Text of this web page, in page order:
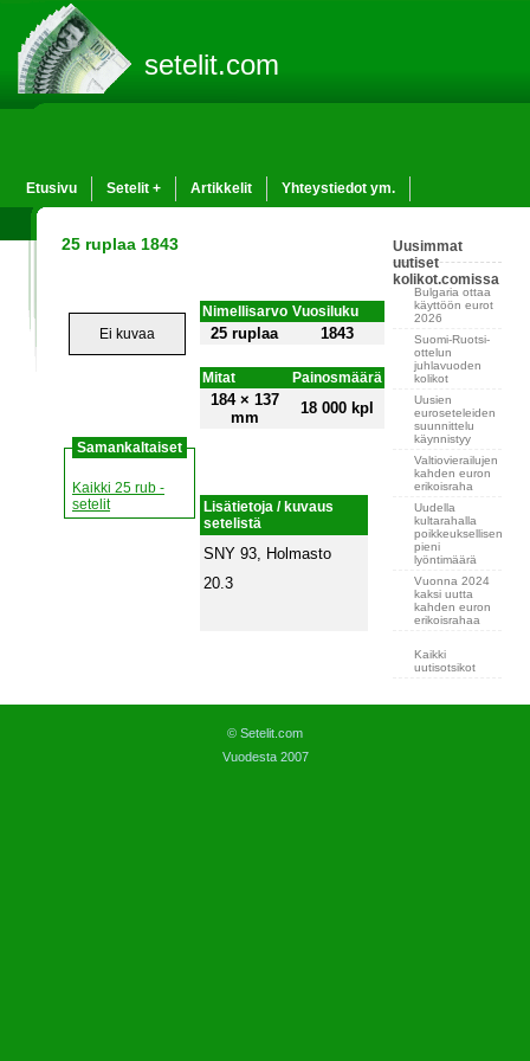
setelit.com
Etusivu Setelit + Artikkelit Yhteystiedot ym.
25 ruplaa 1843
Ei kuvaa
Samankaltaiset
Kaikki 25 rub -
setelit
Nimellisarvo Vuosiluku
25 ruplaa 1843
Mitat Painosmäärä
184 × 137
mm
18 000 kpl
Lisätietoja / kuvaus
setelistä
SNY 93, Holmasto
20.3
Uusimmat
uutiset
kolikot.comissa
Bulgaria ottaa
käyttöön eurot
2026
Suomi-Ruotsi-
ottelun
juhlavuoden
kolikot
Uusien
euroseteleiden
suunnittelu
käynnistyy
Valtiovierailujen
kahden euron
erikoisraha
Uudella
kultarahalla
poikkeuksellisen
pieni
lyöntimäärä
Vuonna 2024
kaksi uutta
kahden euron
erikoisrahaa
Kaikki
uutisotsikot
© Setelit.com
Vuodesta 2007